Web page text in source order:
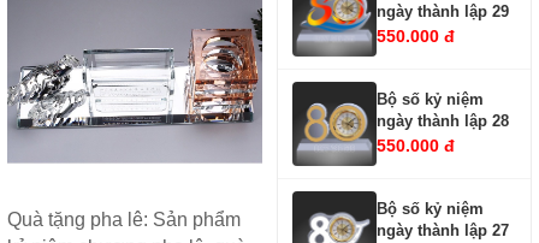
Quà tặng pha lê: Sản phẩm
ngày thành lập 29
550.000 đ
Bộ số kỷ niệm
ngày thành lập 28
550.000 đ
Bộ số kỷ niệm
ngày thành lập 27